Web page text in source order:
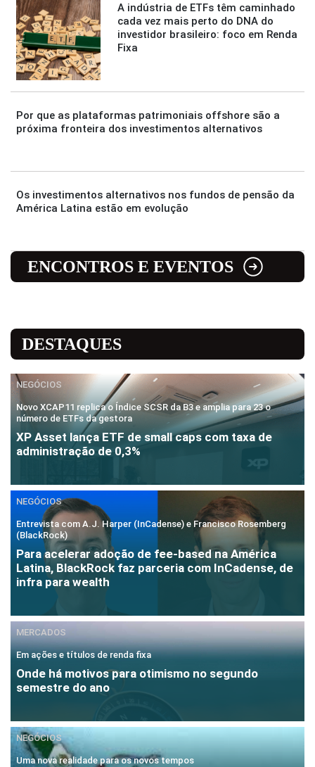
A indústria de ETFs têm caminhado
cada vez mais perto do DNA do
investidor brasileiro: foco em Renda
Fixa
Por que as plataformas patrimoniais offshore são a
próxima fronteira dos investimentos alternativos
Os investimentos alternativos nos fundos de pensão da
América Latina estão em evolução
ENCONTROS E EVENTOS
DESTAQUES
NEGÓCIOS
Novo XCAP11 replica o Índice SCSR da B3 e amplia para 23 o
número de ETFs da gestora
XP Asset lança ETF de small caps com taxa de
administração de 0,3%
NEGÓCIOS
Entrevista com A.J. Harper (InCadense) e Francisco Rosemberg
(BlackRock)
Para acelerar adoção de fee-based na América
Latina, BlackRock faz parceria com InCadense, de
infra para wealth
MERCADOS
Em ações e títulos de renda fixa
Onde há motivos para otimismo no segundo
semestre do ano
NEGÓCIOS
Uma nova realidade para os novos tempos